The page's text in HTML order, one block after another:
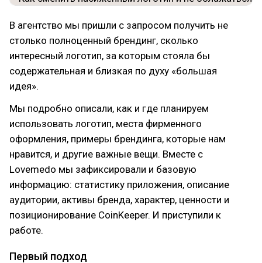
В агентство мы пришли с запросом получить не
столько полноценный брендинг, сколько
интересный логотип, за которым стояла бы
содержательная и близкая по духу «большая
идея».
Мы подробно описали, как и где планируем
использовать логотип, места фирменного
оформления, примеры брендинга, которые нам
нравится, и другие важные вещи. Вместе с
Lovemedo мы зафиксировали и базовую
информацию: статистику приложения, описание
аудитории, активы бренда, характер, ценности и
позиционирование CoinKeeper. И приступили к
работе.
Первый подход